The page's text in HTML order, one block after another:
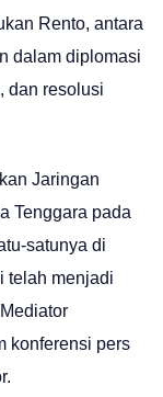
Rento, antara
dalam diplomasi
dan resolusi
Jaringan
Tenggara pada
satunya di
telah menjadi
konferensi pers